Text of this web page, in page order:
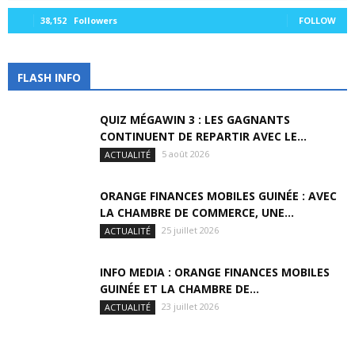
38,152 Followers FOLLOW
FLASH INFO
QUIZ MÉGAWIN 3 : LES GAGNANTS
CONTINUENT DE REPARTIR AVEC LE...
ACTUALITÉ 5 août 2026
ORANGE FINANCES MOBILES GUINÉE : AVEC
LA CHAMBRE DE COMMERCE, UNE...
ACTUALITÉ 25 juillet 2026
INFO MEDIA : ORANGE FINANCES MOBILES
GUINÉE ET LA CHAMBRE DE...
ACTUALITÉ 23 juillet 2026